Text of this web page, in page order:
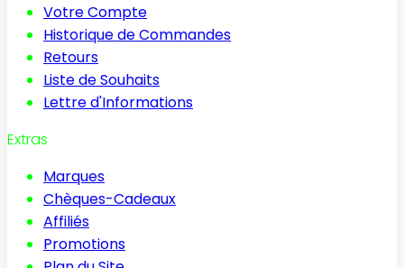
Votre Compte
Historique de Commandes
Retours
Liste de Souhaits
Lettre d'Informations
Extras
Marques
Chèques-Cadeaux
Affiliés
Promotions